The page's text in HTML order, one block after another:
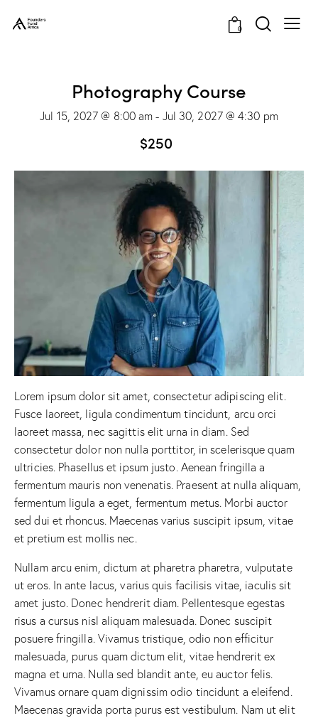
0
Photography Course
Jul 15, 2027 @ 8:00 am - Jul 30, 2027 @ 4:30 pm
$250
Lorem ipsum dolor sit amet, consectetur adipiscing elit.
Fusce laoreet, ligula condimentum tincidunt, arcu orci
laoreet massa, nec sagittis elit urna in diam. Sed
consectetur dolor non nulla porttitor, in scelerisque quam
ultricies. Phasellus et ipsum justo. Aenean fringilla a
fermentum mauris non venenatis. Praesent at nulla aliquam,
fermentum ligula a eget, fermentum metus. Morbi auctor
sed dui et rhoncus. Maecenas varius suscipit ipsum, vitae
et pretium est mollis nec.
Nullam arcu enim, dictum at pharetra pharetra, vulputate
ut eros. In ante lacus, varius quis facilisis vitae, iaculis sit
amet justo. Donec hendrerit diam. Pellentesque egestas
risus a cursus nisl aliquam malesuada. Donec suscipit
posuere fringilla. Vivamus tristique, odio non efficitur
malesuada, purus quam dictum elit, vitae hendrerit ex
magna et urna. Nulla sed blandit ante, eu auctor felis.
Vivamus ornare quam dignissim odio tincidunt a eleifend.
Maecenas gravida porta purus est vestibulum. Nam ut elit